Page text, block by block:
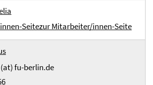
Seitezur Mitarbeiter/innen-Seite
fu-berlin.de